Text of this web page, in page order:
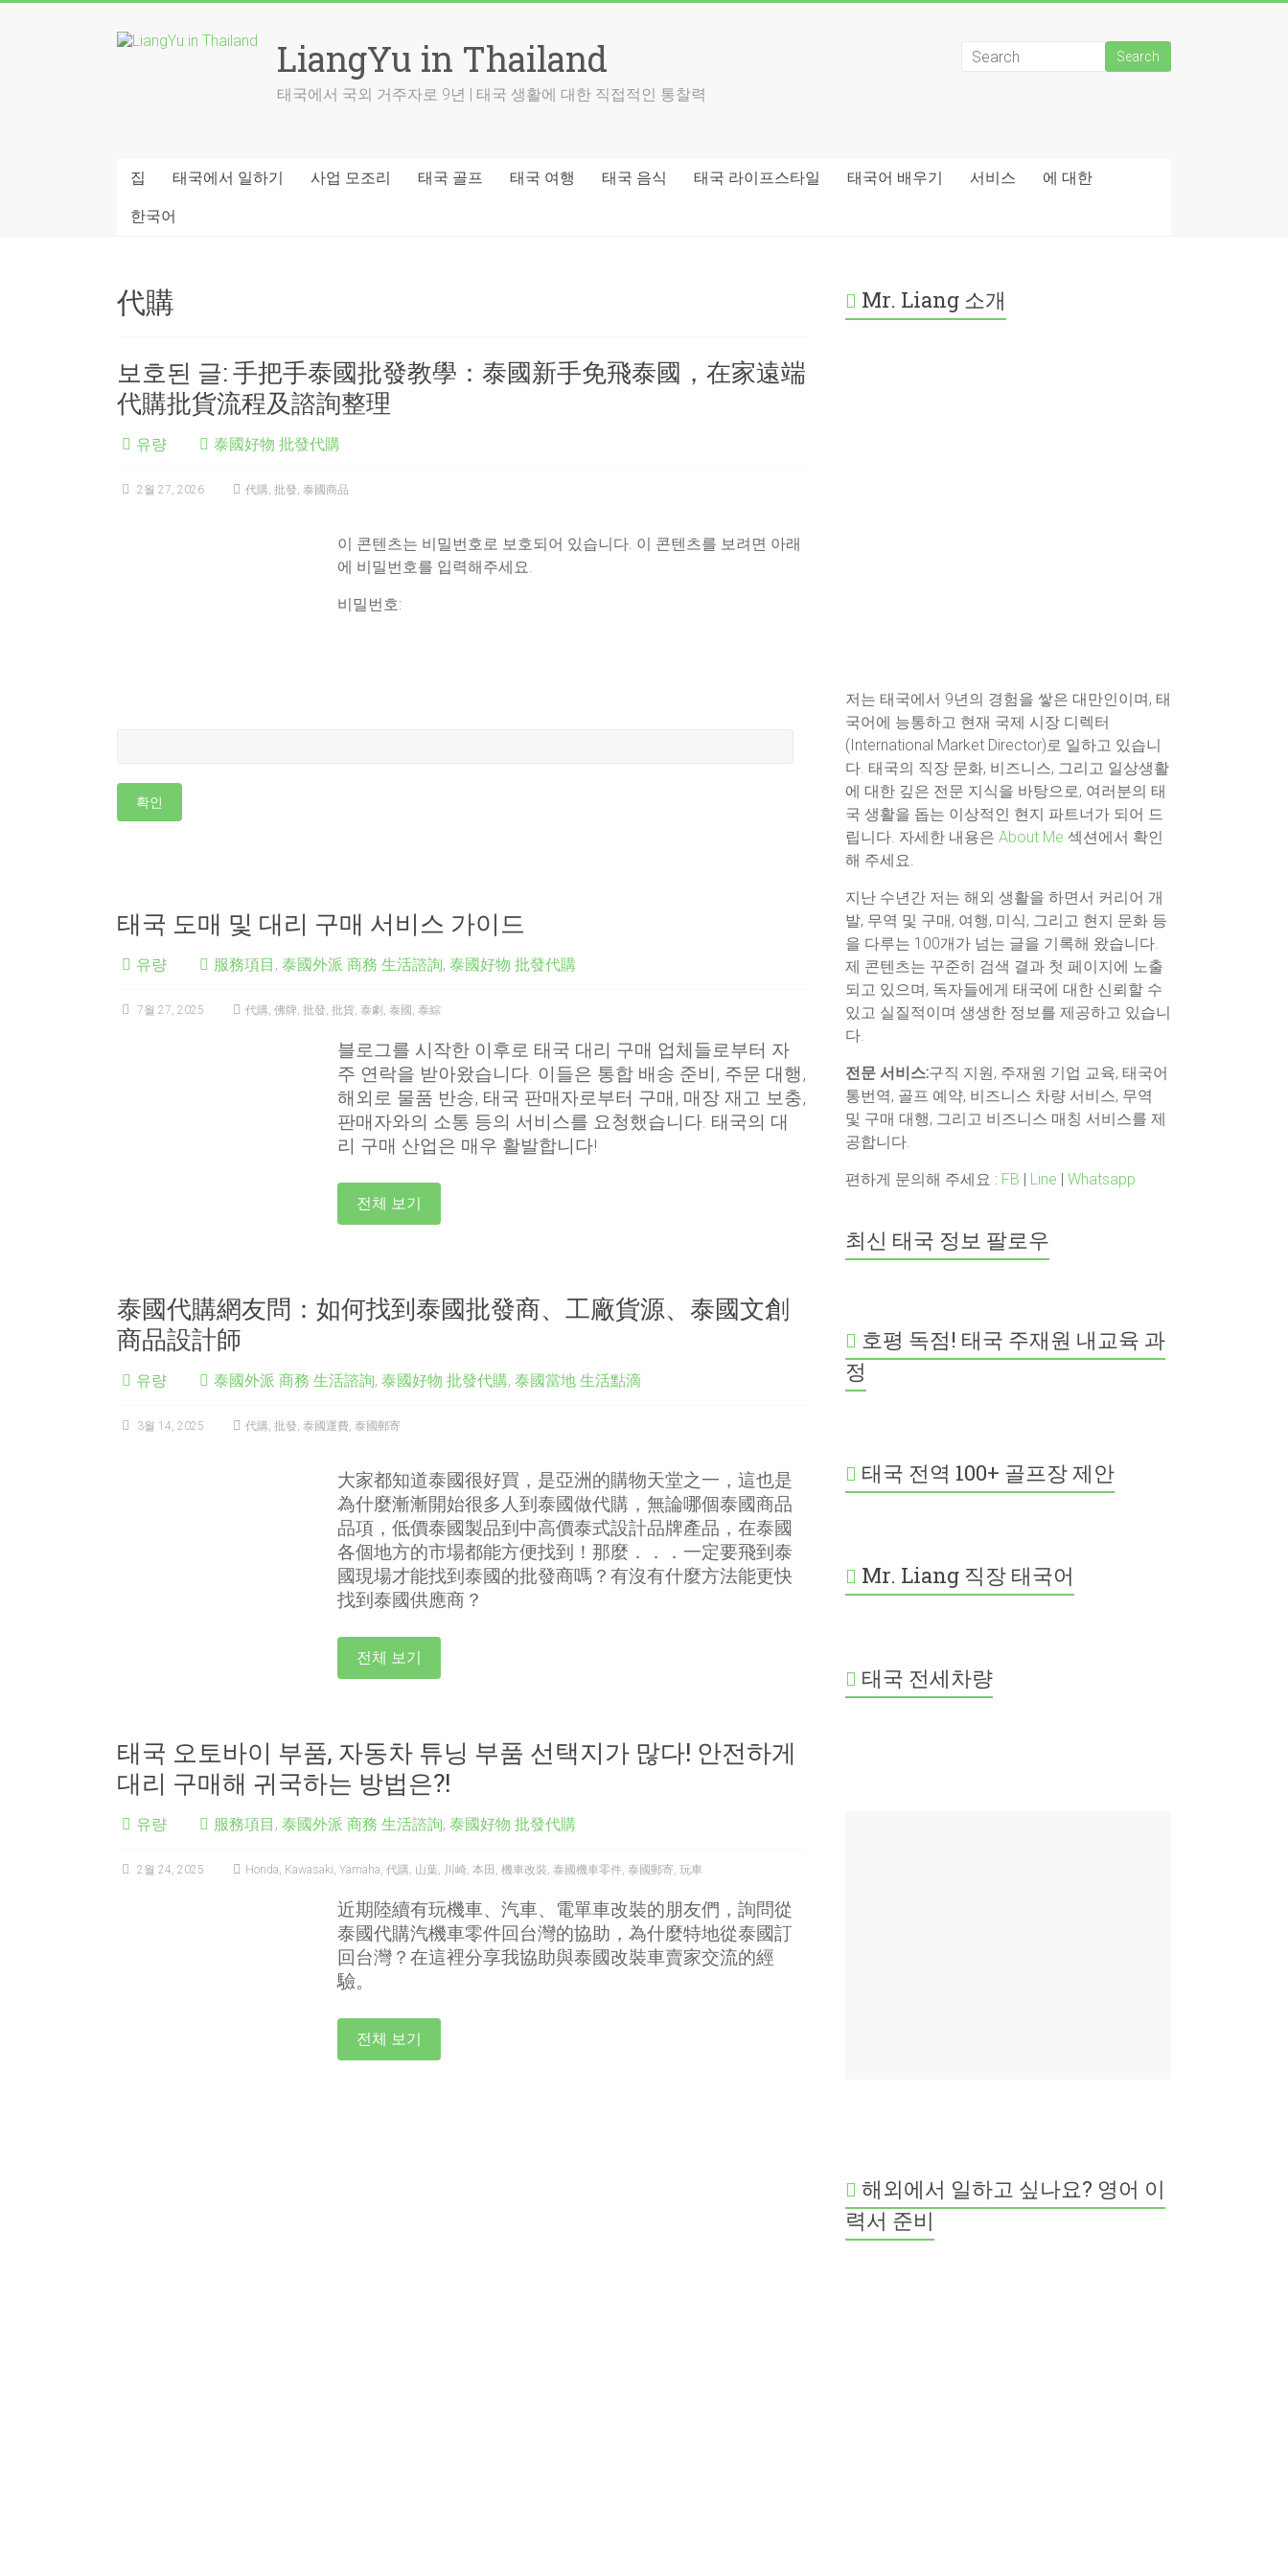
LiangYu in Thailand
태국에서 국외 거주자로 9년 | 태국 생활에 대한 직접적인 통찰력
집 태국에서 일하기 사업 모조리 태국 골프 태국 여행 태국 음식 태국 라이프스타일 태국어 배우기 서비스 에 대한
한국어
代購
보호된 글: 手把手泰國批發教學：泰國新手免飛泰國，在家遠端
代購批貨流程及諮詢整理
유량 泰國好物 批發代購
2월 27, 2026 代購, 批發, 泰國商品
이 콘텐츠는 비밀번호로 보호되어 있습니다. 이 콘텐츠를 보려면 아래
에 비밀번호를 입력해주세요.
비밀번호:
태국 도매 및 대리 구매 서비스 가이드
유량 服務項目 , 泰國外派 商務 生活諮詢, 泰國好物 批發代購
7월 27, 2025 代購, 佛牌, 批發, 批貨, 泰劇 , 泰國 , 泰綜
블로그를 시작한 이후로 태국 대리 구매 업체들로부터 자
주 연락을 받아왔습니다. 이들은 통합 배송 준비, 주문 대행,
해외로 물품 반송, 태국 판매자로부터 구매, 매장 재고 보충,
판매자와의 소통 등의 서비스를 요청했습니다. 태국의 대
리 구매 산업은 매우 활발합니다!
전체 보기
泰國代購網友問：如何找到泰國批發商、工廠貨源、泰國文創
商品設計師
유량 泰國外派 商務 生活諮詢, 泰國好物 批發代購, 泰國當地 生活點滴
3월 14, 2025 代購 批發 泰國運費 泰國郵寄
大家都知道泰國很好買，是亞洲的購物天堂之一，這也是
為什麼漸漸開始很多人到泰國做代購，無論哪個泰國商品
品項，低價泰國製品到中高價泰式設計品牌產品，在泰國
各個地方的市場都能方便找到！那麼．．．一定要飛到泰
國現場才能找到泰國的批發商嗎？有沒有什麼方法能更快
找到泰國供應商？
전체 보기
태국 오토바이 부품, 자동차 튜닝 부품 선택지가 많다! 안전하게
대리 구매해 귀국하는 방법은?!
유량 服務項目 , 泰國外派 商務 生活諮詢, 泰國好物 批發代購
2월 24, 2025 Honda Kawasaki Yamaha 代購 山葉 川崎 本田 機車改裝 泰國機車零件 泰國郵寄 玩車
近期陸續有玩機車、汽車、電單車改裝的朋友們，詢問從
泰國代購汽機車零件回台灣的協助，為什麼特地從泰國訂
回台灣？在這裡分享我協助與泰國改裝車賣家交流的經
驗。
전체 보기
Mr. Liang 소개
저는 태국에서 9년의 경험을 쌓은 대만인이며, 태
국어에 능통하고 현재 국제 시장 디렉터
(International Market Director)로 일하고 있습니
다. 태국의 직장 문화, 비즈니스, 그리고 일상생활
에 대한 깊은 전문 지식을 바탕으로, 여러분의 태
국 생활을 돕는 이상적인 현지 파트너가 되어 드
립니다. 자세한 내용은About Me 섹션에서 확인
해 주세요.
지난 수년간 저는 해외 생활을 하면서 커리어 개
발, 무역 및 구매, 여행, 미식, 그리고 현지 문화 등
을 다루는 100개가 넘는 글을 기록해 왔습니다.
제 콘텐츠는 꾸준히 검색 결과 첫 페이지에 노출
되고 있으며, 독자들에게 태국에 대한 신뢰할 수
있고 실질적이며 생생한 정보를 제공하고 있습니
다.
전문 서비스:구직 지원, 주재원 기업 교육, 태국어
통번역, 골프 예약, 비즈니스 차량 서비스, 무역
및 구매 대행, 그리고 비즈니스 매칭 서비스를 제
공합니다.
편하게 문의해 주세요 : FB | Line |Whatsapp
최신 태국 정보 팔로우
호평 독점! 태국 주재원 내교육 과
정
태국 전역 100+ 골프장 제안
Mr. Liang 직장 태국어
태국 전세차량
해외에서 일하고 싶나요? 영어 이
력서 준비